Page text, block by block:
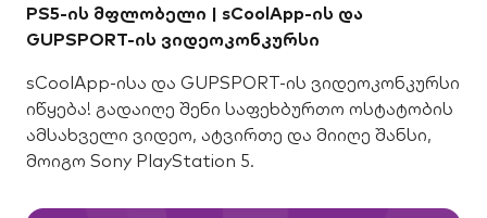
PS5-ის მფლობელი | sCoolApp-ის და
GUPSPORT-ის ვიდეოკონკურსი
sCoolApp-ისა და GUPSPORT-ის ვიდეოკონკურსი
იწყება! გადაიღე შენი საფეხბურთო ოსტატობის
ამსახველი ვიდეო, ატვირთე და მიიღე შანსი,
მოიგო Sony PlayStation 5.